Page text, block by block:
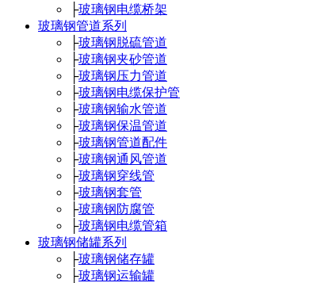
├玻璃钢电缆桥架
玻璃钢管道系列
├玻璃钢脱硫管道
├玻璃钢夹砂管道
├玻璃钢压力管道
├玻璃钢电缆保护管
├玻璃钢输水管道
├玻璃钢保温管道
├玻璃钢管道配件
├玻璃钢通风管道
├玻璃钢穿线管
├玻璃钢套管
├玻璃钢防腐管
├玻璃钢电缆管箱
玻璃钢储罐系列
├玻璃钢储存罐
├玻璃钢运输罐